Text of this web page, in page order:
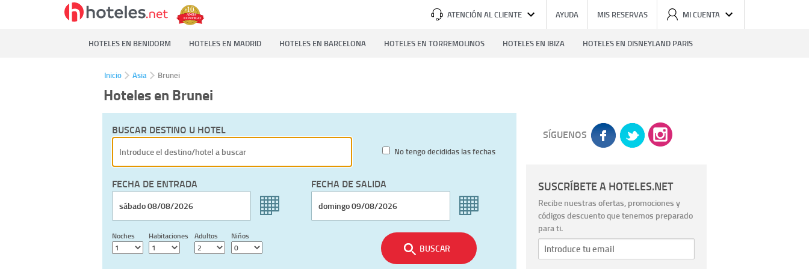
ATENCIÓN AL CLIENTE AYUDA MIS RESERVAS MI CUENTA
HOTELES EN BENIDORM HOTELES EN MADRID HOTELES EN BARCELONA HOTELES EN TORREMOLINOS HOTELES EN IBIZA HOTELES EN DISNEYLAND PARIS
Inicio Asia Brunei
Hoteles en Brunei
BUSCAR DESTINO U HOTEL
No tengo decididas las fechas
FECHA DE ENTRADA FECHA DE SALIDA
Noches Habitaciones Adultos Niños
BUSCAR
SÍGUENOS
SUSCRÍBETE A HOTELES.NET
Recibe nuestras ofertas, promociones y
códigos descuento que tenemos preparado
para ti.